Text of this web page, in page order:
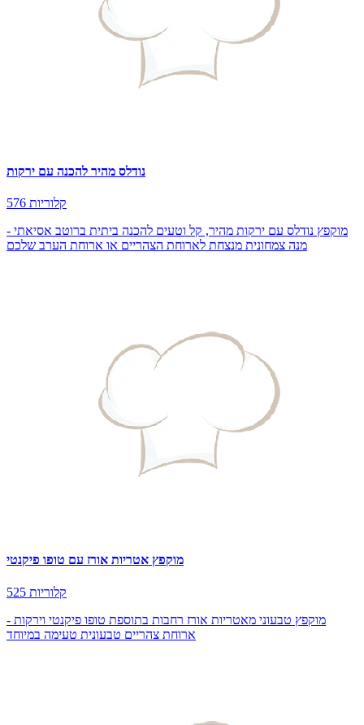
נודלס מהיר להכנה עם ירקות
576 קלוריות
מוקפץ נודלס עם ירקות מהיר, קל וטעים להכנה ביתית ברוטב אסיאתי -
מנה צמחונית מנצחת לארוחת הצהריים או ארוחת הערב שלכם
מוקפץ אטריות אורז עם טופו פיקנטי
525 קלוריות
מוקפץ טבעוני מאטריות אורז רחבות בתוספת טופו פיקנטי וירקות -
ארוחת צהריים טבעונית טעימה במיוחד